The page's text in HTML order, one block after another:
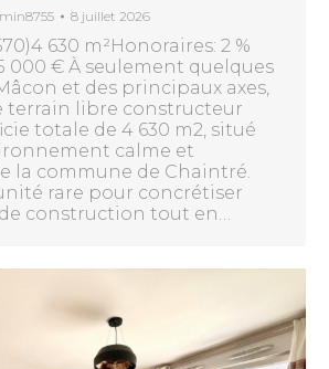
8 juillet 2026
630 m²Honoraires: 2 %
000 € À seulement quelques
et des principaux axes,
terrain libre constructeur
totale de 4 630 m2, situé
calme et
la commune de Chaintré.
rare pour concrétiser
construction tout en…